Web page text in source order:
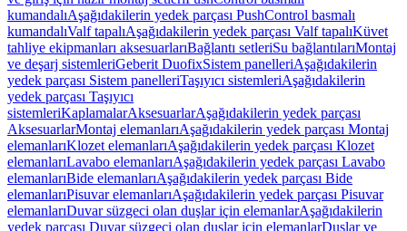
kumandalıAşağıdakilerin yedek parçası PushControl basmalı
kumandalıValf tapalıAşağıdakilerin yedek parçası Valf tapalıKüvet
tahliye ekipmanları aksesuarlarıBağlantı setleriSu bağlantılarıMontaj
ve deşarj sistemleriGeberit DuofixSistem panelleriAşağıdakilerin
yedek parçası Sistem panelleriTaşıyıcı sistemleriAşağıdakilerin
yedek parçası Taşıyıcı
sistemleriKaplamalarAksesuarlarAşağıdakilerin yedek parçası
AksesuarlarMontaj elemanlarıAşağıdakilerin yedek parçası Montaj
elemanlarıKlozet elemanlarıAşağıdakilerin yedek parçası Klozet
elemanlarıLavabo elemanlarıAşağıdakilerin yedek parçası Lavabo
elemanlarıBide elemanlarıAşağıdakilerin yedek parçası Bide
elemanlarıPisuvar elemanlarıAşağıdakilerin yedek parçası Pisuvar
elemanlarıDuvar süzgeci olan duşlar için elemanlarAşağıdakilerin
yedek parçası Duvar süzgeci olan duşlar için elemanlarDuşlar ve